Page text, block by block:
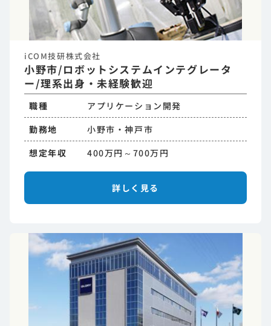
iCOM技研株式会社
小野市/ロボットシステムインテグレータ
ー/理系出身・未経験歓迎
職種
アプリケーション開発
勤務地
小野市・神戸市
想定年収
400万円～700万円
詳しく見る